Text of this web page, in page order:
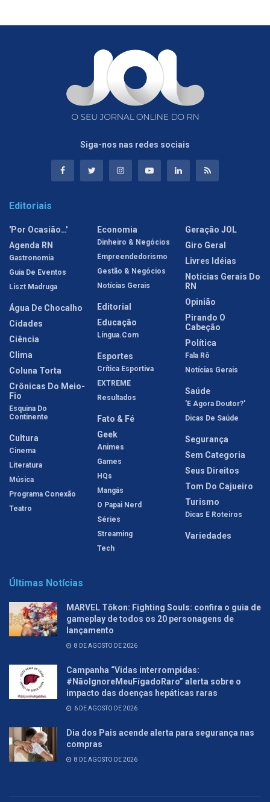
Siga-nos nas redes sociais
Editoriais
'Por Ocasião…'
Agenda RN
Gastronomia
Guia De Eventos
Liszt Madruga
Água De Chocalho
Cidades
Ciência
Clima
Coluna Torta
Crônicas Do Meio-
Fio
Esquina Do
Continente
Cultura
Cinema
Literatura
Música
Programa Conexão
Teatro
Economia
Dinheiro & Negócios
Empreendedorismo
Gestão & Negócios
Notícias Gerais
Editorial
Educação
Língua.com
Esportes
Crítica Esportiva
EXTREME
Resultados
Fato & Fé
Geek
Animes
Games
HQs
Mangás
O Papai Nerd
Séries
Streaming
Tech
Geração JOL
Giro Geral
Livres Idéias
Notícias Gerais Do
RN
Opinião
Pirando O
Cabeção
Política
Fala Rô
Notícias Gerais
Saúde
'E Agora Doutor?'
Dicas De Saúde
Segurança
Sem Categoria
Seus Direitos
Tom Do Cajueiro
Turismo
Dicas E Roteiros
Variedades
Últimas Notícias
MARVEL Tōkon: Fighting Souls: confira o guia de
gameplay de todos os 20 personagens de
lançamento
8 DE AGOSTO DE 2026
Campanha “Vidas interrompidas:
#NãoIgnoreMeuFígadoRaro” alerta sobre o
impacto das doenças hepáticas raras
6 DE AGOSTO DE 2026
Dia dos Pais acende alerta para segurança nas
compras
8 DE AGOSTO DE 2026